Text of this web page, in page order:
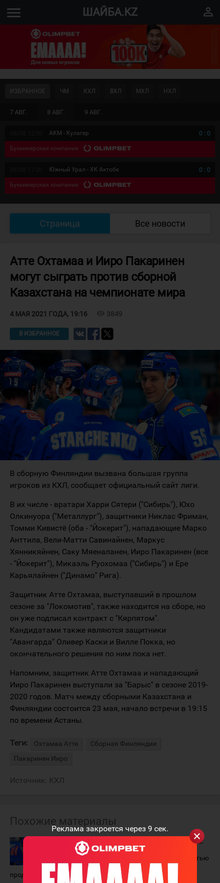
Реклама закроется через 8 сек.
menu ШАЙБА.KZ perm_identity
7 АВГ. 8 АВГ. 9 АВГ.
ИЗБРАННОЕ ЧМ КХЛ ВХЛ МХЛ НХЛ
АКМ - Кулагер 0 : 0
Букмекерская компания
Южный Урал - ХК Актобе 0 : 0
Букмекерская компания
Страница Все новости
Атте Охтамаа и Ииро Пакаринен
могут сыграть против сборной
Казахстана на чемпионате мира
4 МАЯ 2021 ГОДА, 19:16 3849
В ИЗБРАННОЕ
В сборную Финляндии вызвана большая группа
игроков из КХЛ, сообщает официальный сайт лиги.
В их числе - вратари Харри Сятери ("Сибирь"), Юхо
Олкинуора ("Металлург"), защитники Никлас Фриман,
Томми Кивистё (оба - "Йокерит"), нападающие Марко
Анттила, Вели-Матти Савинайнен, Маркус
Хянникяйнен, Саку Мяеналанен, Ииро Пакаринен (все
- "Йокерит"), Микаэль Руохомаа ("Сибирь") и Ере
Карьялайнен ("Динамо" Рига).
Защитник Атте Охтамаа, выступавший в прошлом
сезоне за "Локомотив", также находится на сборе, но
он уже подписал контракт с "Кярпятом".
Кандидатами также являются защитники
"Авангарда" Оливер Каски и Вилле Покка, но
окончательного решения по ним пока нет.
Напомним, защитник Атте Охтамаа и нападающий
Ииро Пакаринен выступали за "Барыс" в сезоне 2019-
2020 годов. Матч между сборными Казахстана и
Финляндии состоится 23 мая, начало встречи в 19:15
по времени Астаны.
Теги: Охтамаа Атте
Сборная Финляндии
Пакаринен Ииро
Источник: КХЛ
Похожие материалы
Атте Охтамаа:
"Барыс" не вёл
переговоров о
продлении контракта
Атте Охтамаа:
важной частью
"Барыса"
13 декабря 2019 года